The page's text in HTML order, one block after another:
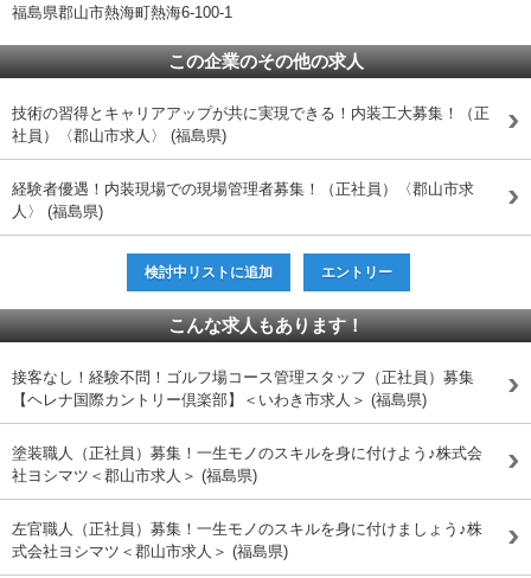
福島県郡山市熱海町熱海6-100-1
この企業のその他の求人
技術の習得とキャリアアップが共に実現できる！内装工大募集！（正
社員）〈郡山市求人〉 (福島県)
経験者優遇！内装現場での現場管理者募集！（正社員）〈郡山市求
人〉 (福島県)
検討中リストに追加 エントリー
こんな求人もあります！
接客なし！経験不問！ゴルフ場コース管理スタッフ（正社員）募集
【ヘレナ国際カントリー倶楽部】＜いわき市求人＞ (福島県)
塗装職人（正社員）募集！一生モノのスキルを身に付けよう♪株式会
社ヨシマツ＜郡山市求人＞ (福島県)
左官職人（正社員）募集！一生モノのスキルを身に付けましょう♪株
式会社ヨシマツ＜郡山市求人＞ (福島県)